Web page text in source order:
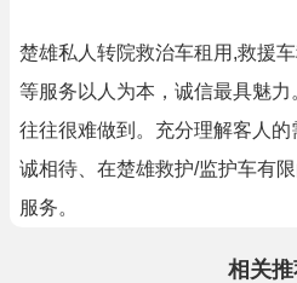
楚雄私人转院救治车租用,救援
等服务以人为本，诚信最具魅
往往很难做到。充分理解客人
诚相待、在楚雄救护/监护车有
服务。
相关